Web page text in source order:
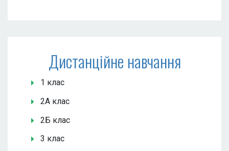
Дистанційне навчання
1 клас
2А клас
2Б клас
3 клас